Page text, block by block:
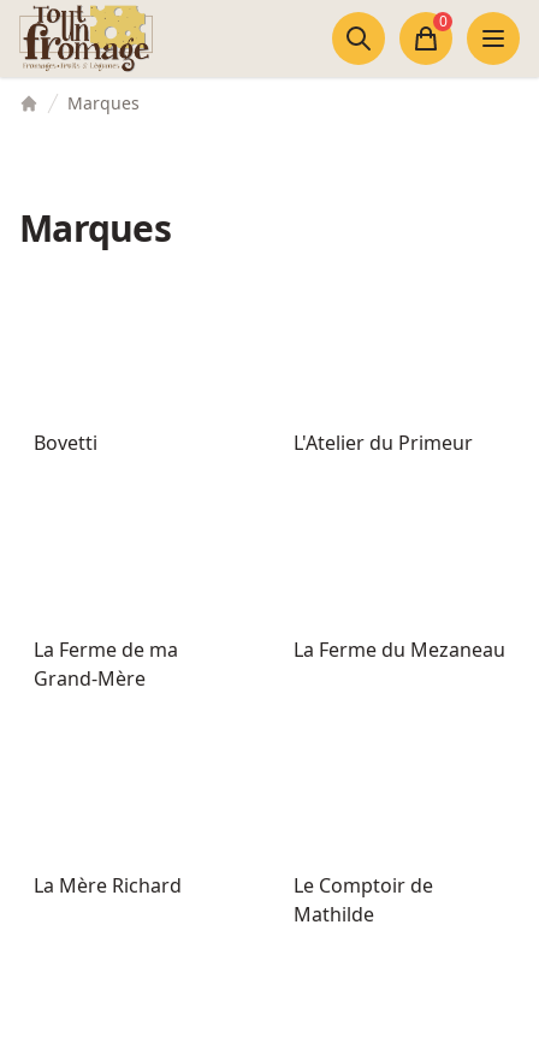
Accès au contenu
Panier
0
Marques
Marques
Bovetti L'Atelier du Primeur
La Ferme de ma
Grand-Mère
La Ferme du Mezaneau
La Mère Richard
Le Comptoir de
Mathilde
Panneau de gestion des cookies